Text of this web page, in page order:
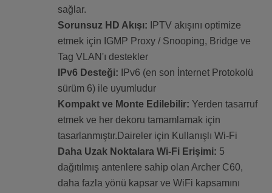
sağlar.
Sorunsuz HD Akışı: IPTV akışını optimize
etmek için IGMP Proxy / Snooping, Bridge ve
Tag VLAN'ı destekler
IPv6 Desteği: IPv6 (en son İnternet Protokolü
sürüm 6) ile uyumludur
Kompakt ve Monte Edilebilir: Yerden tasarruf
etmek ve her dekoru tamamlamak için
tasarlanmıştır.Daireler için Kullanışlı Wi-Fi
Daha Uzak Noktalara Wi-Fi Erişimi: 5
dağıtılmış antenlere sahip olan Archer C60,
daha fazla yönü kapsar ve WiFi kapsamını